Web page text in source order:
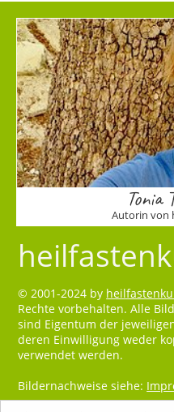
Tonia
Autorin von
© 2001-2024 by
Rechte vorbehalten. Alle
sind Eigentum der
deren Einwilligung weder
verwendet werden.
Bildernachweise siehe: